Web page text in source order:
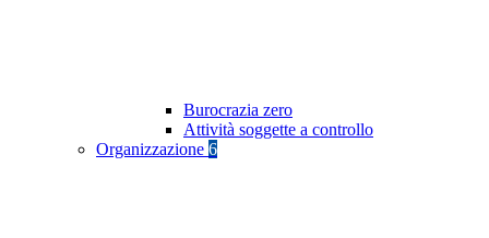
Burocrazia zero
Attività soggette a controllo
Organizzazione 6